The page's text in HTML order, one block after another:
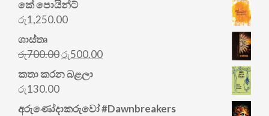
කේ පොයින්ට්
රු1,250.00
ශාස්තෘ
රු700.00Original
price
was:
රු500.00Current
කතා කරන බළලා
රු130.00
අරු‍ණෝදාකරුවෝ #Dawnbreakers